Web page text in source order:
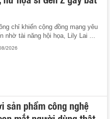
chỉ khiến cộng đồng mạng yêu
nhờ tài năng hội họa, Lily Lai ...
2026
sản phẩm công nghệ